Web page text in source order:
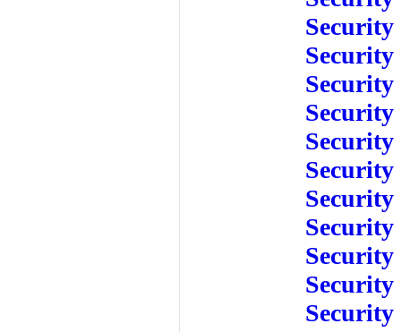
Security
Security
Security
Security
Security
Security
Security
Security
Security
Security
Security